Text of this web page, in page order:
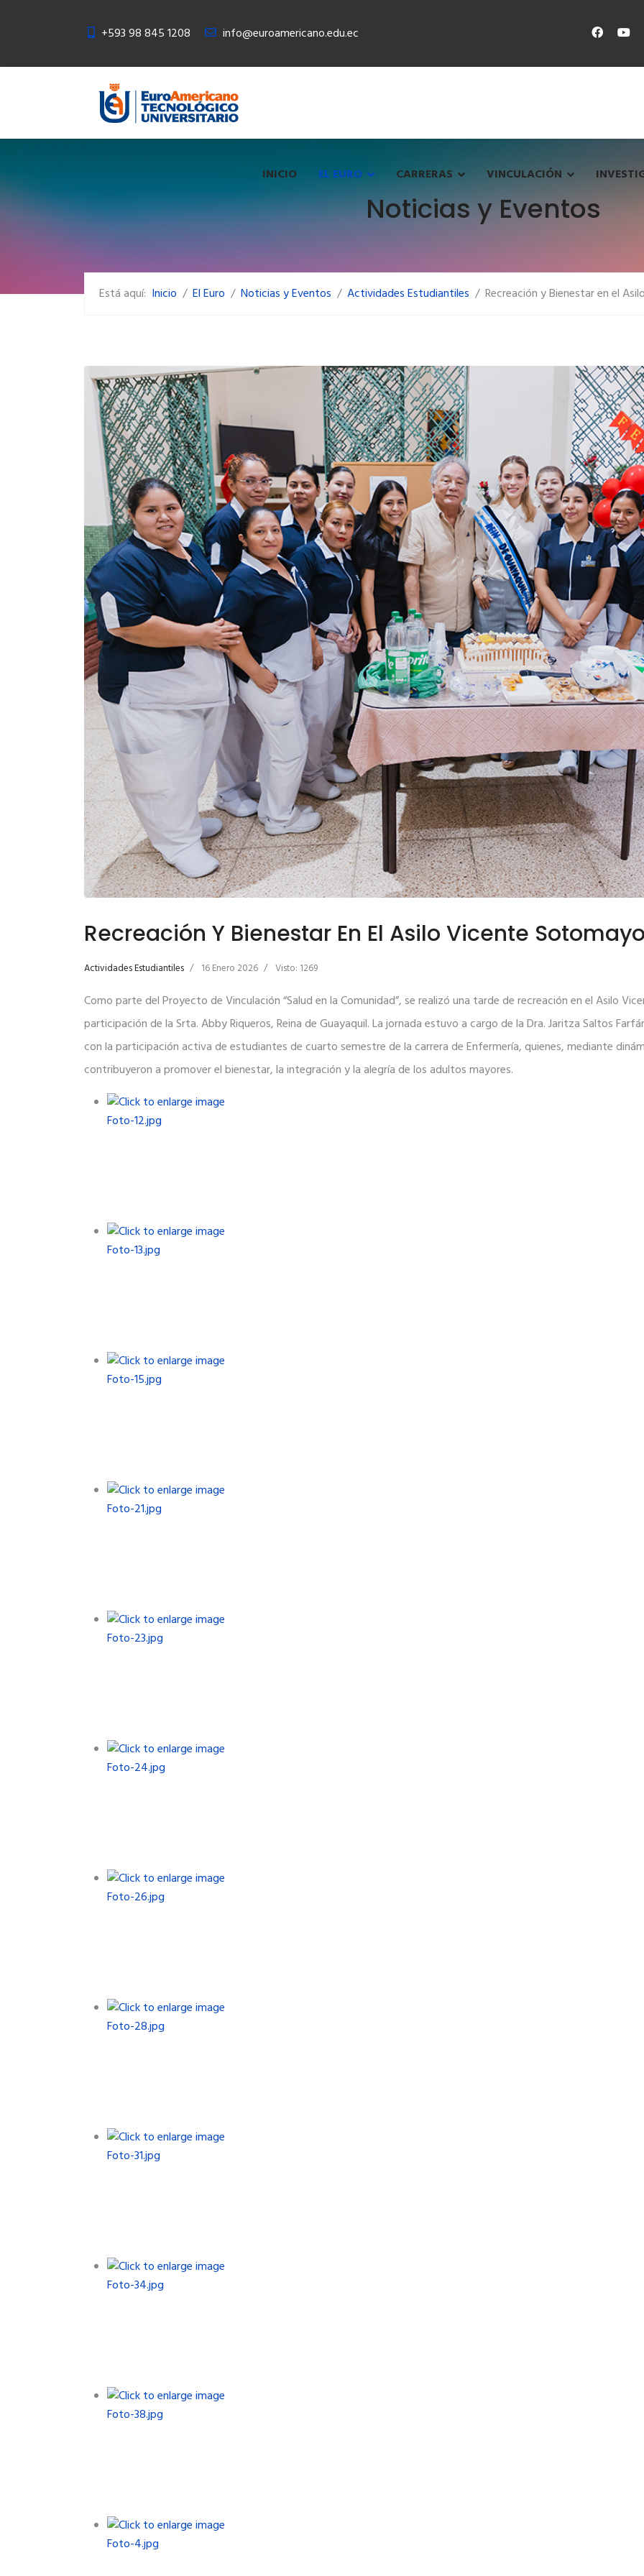
+593 98 845 1208 info@euroamericano.edu.ec
INICIO EL EURO CARRERAS VINCULACIÓN
Noticias y Eventos
Está aquí: Inicio El Euro Noticias y Eventos Actividades Estudiantiles Recreación y Bienestar en el
Recreación Y Bienestar En El Asilo Vicente
Actividades Estudiantiles 16 Enero 2026 Visto: 1269
Como parte del Proyecto de Vinculación “Salud en la Comunidad”, se realizó una tarde de recreación en el Asilo
participación de la Srta. Abby Riqueros, Reina de Guayaquil. La jornada estuvo a cargo de la Dra. Jaritza Saltos
con la participación activa de estudiantes de cuarto semestre de la carrera de Enfermería, quienes, mediante
contribuyeron a promover el bienestar, la integración y la alegría de los adultos mayores.